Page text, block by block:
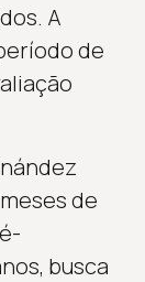
A
de
de
busca